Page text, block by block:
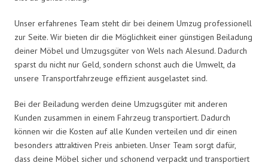
Unser erfahrenes Team steht dir bei deinem Umzug professionell
zur Seite. Wir bieten dir die Möglichkeit einer günstigen Beiladung
deiner Möbel und Umzugsgüter von Wels nach Alesund. Dadurch
sparst du nicht nur Geld, sondern schonst auch die Umwelt, da
unsere Transportfahrzeuge effizient ausgelastet sind.
Bei der Beiladung werden deine Umzugsgüter mit anderen
Kunden zusammen in einem Fahrzeug transportiert. Dadurch
können wir die Kosten auf alle Kunden verteilen und dir einen
besonders attraktiven Preis anbieten. Unser Team sorgt dafür,
dass deine Möbel sicher und schonend verpackt und transportiert